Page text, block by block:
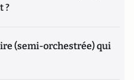
?
(semi-orchestrée) qui